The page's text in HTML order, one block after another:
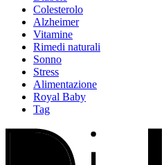
Colesterolo
Alzheimer
Vitamine
Rimedi naturali
Sonno
Stress
Alimentazione
Royal Baby
Tag